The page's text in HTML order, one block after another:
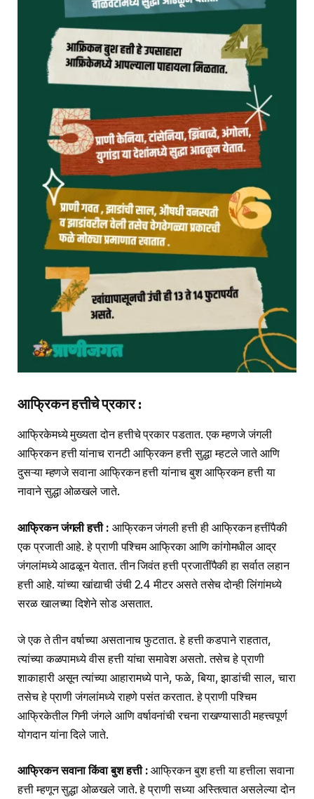
आफ्रिकन हत्तीचे प्रकार :
आफ्रिकेमध्ये मुख्यता दोन हत्तीचे प्रकार पडतात. एक म्हणजे जंगली
आफ्रिकन हत्ती यांनाच रानटी आफ्रिकन हत्ती सुद्धा म्हटले जाते आणि
दुसऱ्या म्हणजे सवाना आफ्रिकन हत्ती यांनाच बुश आफ्रिकन हत्ती या
नावाने सुद्धा ओळखले जाते.
आफ्रिकन जंगली हत्ती : आफ्रिकन जंगली हत्ती ही आफ्रिकन हत्तींपैकी
एक प्रजाती आहे. हे प्राणी पश्चिम आफ्रिका आणि कांगोमधील आद्र
जंगलांमध्ये आढळून येतात. तीन जिवंत हत्ती प्रजातींपैकी हा सर्वात लहान
हत्ती आहे. यांच्या खांद्याची उंची 2.4 मीटर असते तसेच दोन्ही लिंगांमध्ये
सरळ खालच्या दिशेने सोड असतात.
जे एक ते तीन वर्षाच्या असतानाच फुटतात. हे हत्ती कडपाने राहतात,
त्यांच्या कळपामध्ये वीस हत्ती यांचा समावेश असतो. तसेच हे प्राणी
शाकाहारी असून त्यांच्या आहारामध्ये पाने, फळे, बिया, झाडांची साल, चारा
तसेच हे प्राणी जंगलांमध्ये राहणे पसंत करतात. हे प्राणी पश्चिम
आफ्रिकेतील गिनी जंगले आणि वर्षावनांची रचना राखण्यासाठी महत्त्वपूर्ण
योगदान यांना दिले जाते.
आफ्रिकन सवाना किंवा बुश हत्ती : आफ्रिकन बुश हत्ती या हत्तीला सवाना
हत्ती म्हणून सुद्धा ओळखले जाते. हे प्राणी सध्या अस्तित्वात असलेल्या दोन